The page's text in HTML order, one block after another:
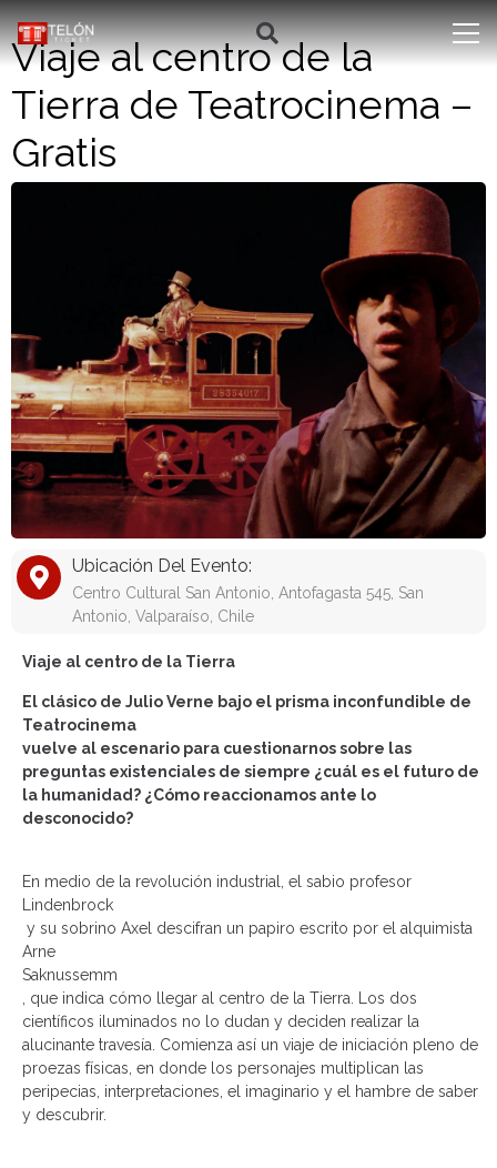
Viaje al centro de la
Tierra de Teatrocinema –
Gratis
Ubicación Del Evento:
Centro Cultural San Antonio, Antofagasta 545, San
Antonio, Valparaíso, Chile
Viaje al centro de la Tierra
El clásico de Julio Verne bajo el prisma inconfundible de
Teatrocinema
vuelve al escenario para cuestionarnos sobre las
preguntas existenciales de siempre ¿cuál es el futuro de
la humanidad? ¿Cómo reaccionamos ante lo
desconocido?
En medio de la revolución industrial, el sabio profesor
Lindenbrock
y su sobrino Axel descifran un papiro escrito por el alquimista
Arne
Saknussemm
, que indica cómo llegar al centro de la Tierra. Los dos
científicos iluminados no lo dudan y deciden realizar la
alucinante travesía. Comienza así un viaje de iniciación pleno de
proezas físicas, en donde los personajes multiplican las
peripecias, interpretaciones, el imaginario y el hambre de saber
y descubrir.